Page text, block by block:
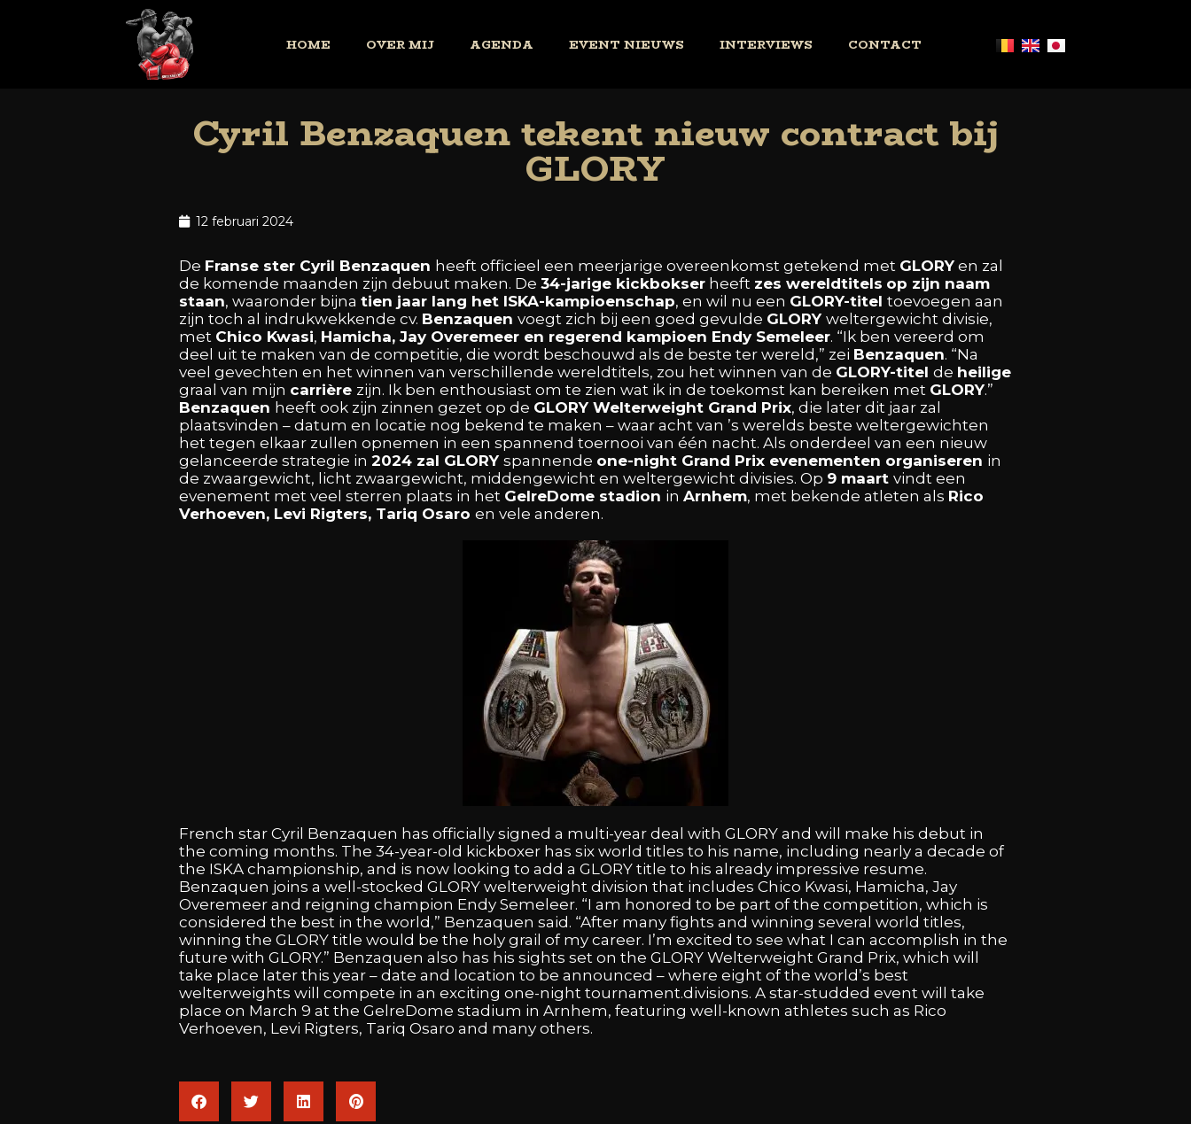
HOME OVER MIJ AGENDA EVENT NIEUWS INTERVIEWS CONTACT
Cyril Benzaquen tekent nieuw contract bij
GLORY
12 februari 2024
De Franse ster Cyril Benzaquen heeft officieel een meerjarige overeenkomst getekend met GLORY en zal
de komende maanden zijn debuut maken. De 34-jarige kickbokser heeft zes wereldtitels op zijn naam
staan, waaronder bijna tien jaar lang het ISKA-kampioenschap, en wil nu een GLORY-titel toevoegen aan
zijn toch al indrukwekkende cv. Benzaquen voegt zich bij een goed gevulde GLORY weltergewicht divisie,
met Chico Kwasi, Hamicha, Jay Overemeer en regerend kampioen Endy Semeleer. “Ik ben vereerd om
deel uit te maken van de competitie, die wordt beschouwd als de beste ter wereld,” zei Benzaquen. “Na
veel gevechten en het winnen van verschillende wereldtitels, zou het winnen van de GLORY-titel de heilige
graal van mijn carrière zijn. Ik ben enthousiast om te zien wat ik in de toekomst kan bereiken met GLORY.”
Benzaquen heeft ook zijn zinnen gezet op de GLORY Welterweight Grand Prix, die later dit jaar zal
plaatsvinden – datum en locatie nog bekend te maken – waar acht van ’s werelds beste weltergewichten
het tegen elkaar zullen opnemen in een spannend toernooi van één nacht. Als onderdeel van een nieuw
gelanceerde strategie in 2024 zal GLORY spannende one-night Grand Prix evenementen organiseren in
de zwaargewicht, licht zwaargewicht, middengewicht en weltergewicht divisies. Op 9 maart vindt een
evenement met veel sterren plaats in het GelreDome stadion in Arnhem, met bekende atleten als Rico
Verhoeven, Levi Rigters, Tariq Osaro en vele anderen.
French star Cyril Benzaquen has officially signed a multi-year deal with GLORY and will make his debut in
the coming months. The 34-year-old kickboxer has six world titles to his name, including nearly a decade of
the ISKA championship, and is now looking to add a GLORY title to his already impressive resume.
Benzaquen joins a well-stocked GLORY welterweight division that includes Chico Kwasi, Hamicha, Jay
Overemeer and reigning champion Endy Semeleer. “I am honored to be part ofthe competition, which is
considered the best in the world,” Benzaquen said. “After many fights and winning several world titles,
winning the GLORY title would be the holy grail of my career. I’m excited to see what I can accomplish in the
future with GLORY.” Benzaquen also has his sights set on the GLORY Welterweight Grand Prix, which will
take place later this year – date and location to be announced – where eight ofthe world’s best
welterweights will compete in an exciting one-night tournament.divisions. A star-studded event will take
place on March 9 at the GelreDome stadium in Arnhem, featuring well-known athletes such as Rico
Verhoeven, Levi Rigters, Tariq Osaro and many others.